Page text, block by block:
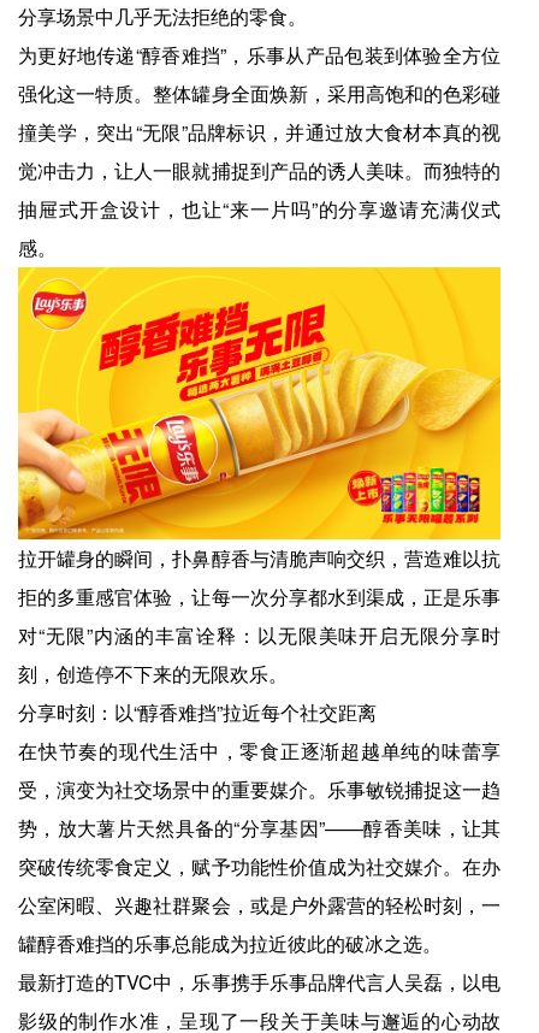
分享场景中几乎无法拒绝的零食。
为更好地传递“醇香难挡”，乐事从产品包装到体验全方位
强化这一特质。整体罐身全面焕新，采用高饱和的色彩碰
撞美学，突出“无限”品牌标识，并通过放大食材本真的视
觉冲击力，让人一眼就捕捉到产品的诱人美味。而独特的
抽屉式开盒设计，也让“来一片吗”的分享邀请充满仪式
感。
拉开罐身的瞬间，扑鼻醇香与清脆声响交织，营造难以抗
拒的多重感官体验，让每一次分享都水到渠成，正是乐事
对“无限”内涵的丰富诠释：以无限美味开启无限分享时
刻，创造停不下来的无限欢乐。
分享时刻：以“醇香难挡”拉近每个社交距离
在快节奏的现代生活中，零食正逐渐超越单纯的味蕾享
受，演变为社交场景中的重要媒介。乐事敏锐捕捉这一趋
势，放大薯片天然具备的“分享基因”——醇香美味，让其
突破传统零食定义，赋予功能性价值成为社交媒介。在办
公室闲暇、兴趣社群聚会，或是户外露营的轻松时刻，一
罐醇香难挡的乐事总能成为拉近彼此的破冰之选。
最新打造的TVC中，乐事携手乐事品牌代言人吴磊，以电
影级的制作水准，呈现了一段关于美味与邂逅的心动故